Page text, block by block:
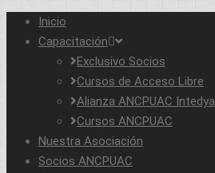
Inicio
Capacitación
Exclusivo Socios
Cursos de Acceso Libre
Alianza ANCPUAC Intedya
Cursos ANCPUAC
Nuestra Asociación
Socios ANCPUAC